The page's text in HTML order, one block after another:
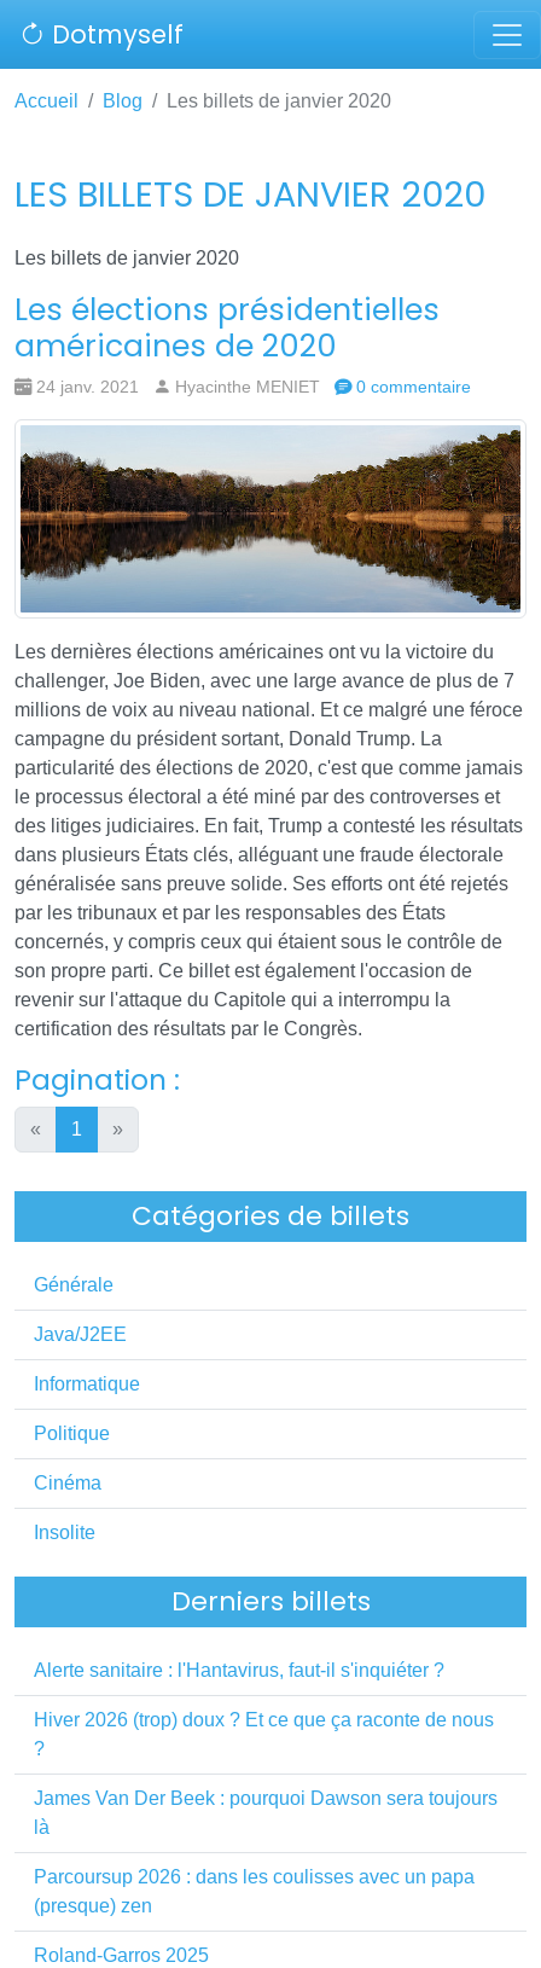
Dotmyself
Accueil Blog Les billets de janvier 2020
LES BILLETS DE JANVIER 2020
Les billets de janvier 2020
Les élections présidentielles
américaines de 2020
24 janv. 2021 Hyacinthe MENIET 0 commentaire
Les dernières élections américaines ont vu la victoire du
challenger, Joe Biden, avec une large avance de plus de 7
millions de voix au niveau national. Et ce malgré une féroce
campagne du président sortant, Donald Trump. La
particularité des élections de 2020, c'est que comme jamais
le processus électoral a été miné par des controverses et
des litiges judiciaires. En fait, Trump a contesté les résultats
dans plusieurs États clés, alléguant une fraude électorale
généralisée sans preuve solide. Ses efforts ont été rejetés
par les tribunaux et par les responsables des États
concernés, y compris ceux qui étaient sous le contrôle de
son propre parti. Ce billet est également l'occasion de
revenir sur l'attaque du Capitole qui a interrompu la
certification des résultats par le Congrès.
Pagination :
« 1 »
Catégories de billets
Générale
Java/J2EE
Informatique
Politique
Cinéma
Insolite
Derniers billets
Alerte sanitaire : l'Hantavirus, faut-il s'inquiéter ?
Hiver 2026 (trop) doux ? Et ce que ça raconte de nous
?
James Van Der Beek : pourquoi Dawson sera toujours
là
Parcoursup 2026 : dans les coulisses avec un papa
(presque) zen
Roland-Garros 2025